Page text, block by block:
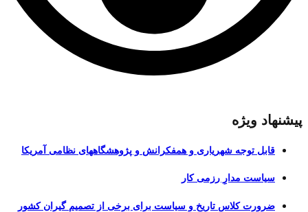
پیشنهاد ویژه
قابل توجه شهریاری و همفکرانش و پژوهشگاههای نظامی آمریکا
سیاست مدارِ رزمی کار
ضرورت کلاس تاریخ و سیاست برای برخی از تصمیم گیران کشور